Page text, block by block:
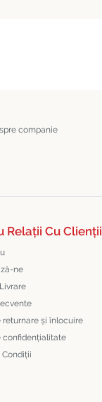
companie
Relații Cu Clienții
ne
returnare și înlocuire
confidențialitate
Condiții